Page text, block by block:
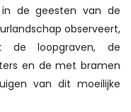
de geesten van de
observeert,
de loopgraven, de
en de met bramen
van dit moeilijke